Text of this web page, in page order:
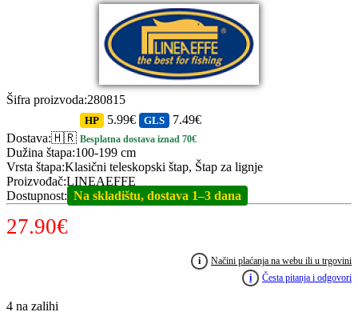
Šifra proizvoda:280815
Dostava:🇭🇷
HP 5.99€ GLS 7.49€
Besplatna dostava iznad 70€
Dužina štapa:100-199 cm
Vrsta štapa:Klasični teleskopski štap, Štap za lignje
Proizvođač:LINEAEFFE
Dostupnost: Na skladištu, dostava 1–3 dana
27.90€
i
Načini plaćanja na webu ili u trgovini
i
Česta pitanja i odgovori
4 na zalihi